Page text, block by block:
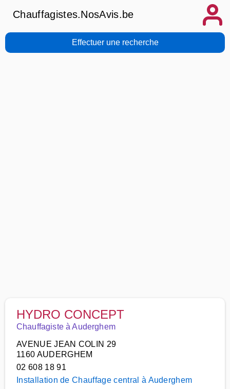
Chauffagistes.NosAvis.be
Effectuer une recherche
HYDRO CONCEPT
Chauffagiste à Auderghem
AVENUE JEAN COLIN 29
1160 AUDERGHEM
02 608 18 91
Installation de Chauffage central à Auderghem